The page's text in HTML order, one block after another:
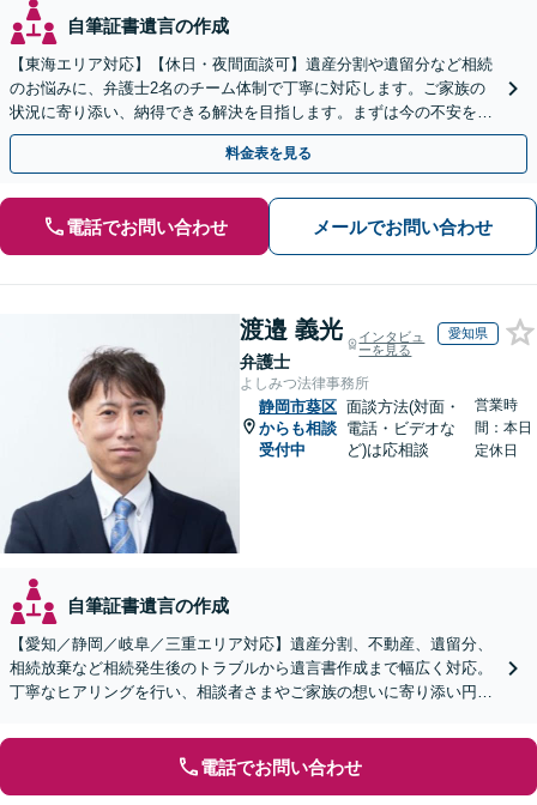
自筆証書遺言の作成
【東海エリア対応】【休日・夜間面談可】遺産分割や遺留分など相続
のお悩みに、弁護士2名のチーム体制で丁寧に対応します。ご家族の
状況に寄り添い、納得できる解決を目指します。まずは今の不安をお
聞かせください【メール・WEB相談可】
料金表を見る
電話でお問い合わせ メールでお問い合わせ
渡邉 義光
弁護士
インタビュ
ーを見る
愛知県
よしみつ法律事務所
静岡市葵区
からも相談
受付中
面談方法(対面・
電話・ビデオな
ど)は応相談
営業時
間：本日
定休日
自筆証書遺言の作成
【愛知／静岡／岐阜／三重エリア対応】遺産分割、不動産、遺留分、
相続放棄など相続発生後のトラブルから遺言書作成まで幅広く対応。
丁寧なヒアリングを行い、相談者さまやご家族の想いに寄り添い円滑
電話でお問い合わせ